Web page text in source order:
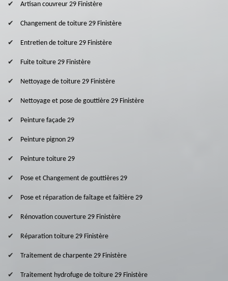
Artisan couvreur 29 Finistère
Changement de toiture 29 Finistère
Entretien de toiture 29 Finistère
Fuite toiture 29 Finistère
Nettoyage de toiture 29 Finistère
Nettoyage et pose de gouttière 29 Finistère
Peinture façade 29
Peinture pignon 29
Peinture toiture 29
Pose et Changement de gouttières 29
Pose et réparation de faîtage et faîtière 29
Rénovation couverture 29 Finistère
Réparation toiture 29 Finistère
Traitement de charpente 29 Finistère
Traitement hydrofuge de toiture 29 Finistère